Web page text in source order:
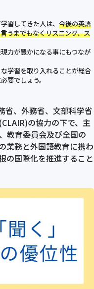
習してきた人は、 今後の英語
うまでもなくリスニング、ス
力が豊かになる事にもつなが
学習を取り入れることが総合
要でしょう。
省、外務省、文部科学省
の協力の下で、主
教育委員会及び全国の
業務と外国語教育に携わ
の国際化を推進すること